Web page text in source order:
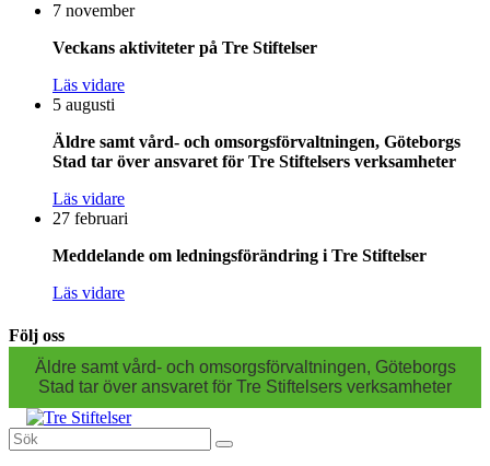
7 november
Veckans aktiviteter på Tre Stiftelser
Läs vidare
5 augusti
Äldre samt vård- och omsorgsförvaltningen, Göteborgs
Stad tar över ansvaret för Tre Stiftelsers verksamheter
Läs vidare
27 februari
Meddelande om ledningsförändring i Tre Stiftelser
Läs vidare
Följ oss
Äldre samt vård- och omsorgsförvaltningen, Göteborgs
Stad tar över ansvaret för Tre Stiftelsers verksamheter
Sök
efter: